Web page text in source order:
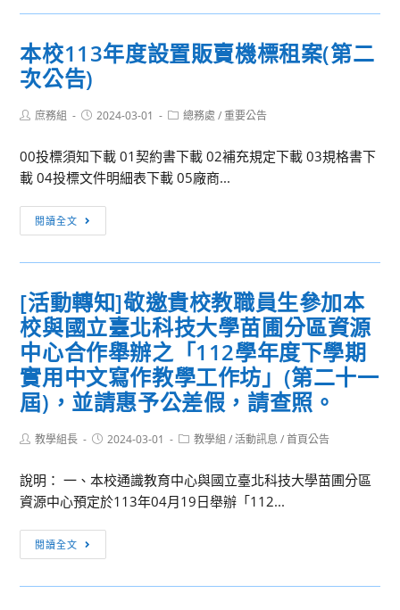
能
研
「動
做
科
國
家
太
心
辦
理
「2024
高
中
微
課
程
研
習
營」
轉
臺
113
度
中
小
通
應
用
大
賽
本校113年度設置販賣機標租案(第二
次公告)
Post庶務組
Post2024-03-01
Post總務處 / 重要公告
00投標須知下載 01契約書下載 02補充規定下載 03規格書下
載 04投標文件明細表下載 05廠商...
閱讀全文
校
113
度
設
置
販
賣
機
案
(第
公
[活動轉知]敬邀貴校教職員生參加本
校與國立臺北科技大學苗圃分區資源
中心合作舉辦之「112學年度下學期
實用中文寫作教學工作坊」(第二十一
屆)，並請惠予公差假，請查照。
Post教學組長
Post2024-03-01
Post教學組 / 活動訊息 / 首頁公告
說明： 一、本校通識教育中心與國立臺北科技大學苗圃分區
資源中心預定於113年04月19日舉辦「112...
閱讀全文
動
轉